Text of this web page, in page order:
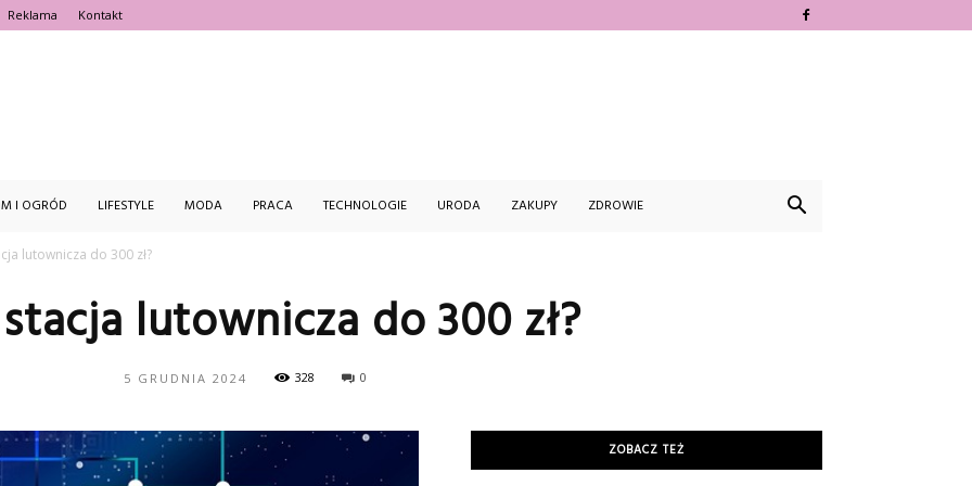
Reklama Kontakt
I OGRÓD LIFESTYLE MODA PRACA TECHNOLOGIE URODA ZAKUPY ZDROWIE
lutownicza do 300 zł?
lutownicza do 300 zł?
5 GRUDNIA 2024 328 0
ZOBACZ TEŻ